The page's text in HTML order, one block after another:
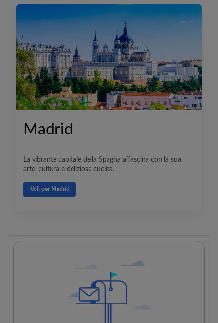
Madrid
La vibrante capitale della Spagna affascina con la sua
arte, cultura e deliziosa cucina.
Voli per Madrid